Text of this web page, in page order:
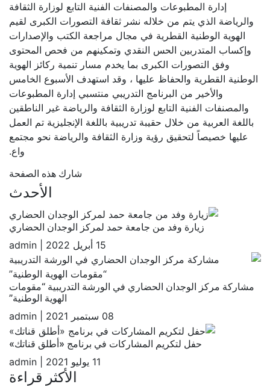
إدارة المطبوعات والمصنفات الفنية التابع لوزارة الثقافة
والرياضة الذي يتم من خلاله نشر ثقافة التصورات الكبرى لقيم
الهوية الوطنية القطرية في مجال مراجعة الكتب والإصدارات
وإكساب المتدربين الحس النقدي وتمكينهم من فحص المحتوى
وفق التصورات الكبرى بما يخدم مسار تنمية ركائز الهوية
الوطنية القطرية والحفاظ عليها ، وقد استهدف الأسبوع الخامس
والأخير من البرنامج التدريبي منتسبي إدارة المطبوعات
والمصنفات الفنية التابع لوزارة الثقافة والرياضة غير الناطقين
باللغة العربية من خلال حقيبة تدريبية باللغة الإنجليزية تم العمل
عليها خصيصاً لتحقيق رؤية وزارة الثقافة والرياضة نحو مجتمع
واع.
شارك هذه الصفحة
الأحدث
زيارة وفد من جامعة حمد لمركز الوجدان الحضاري
15 أبريل 2022
|
admin
مشاركة مركز الوجدان الحضاري في الورشة التدريبية “مقومات
الهوية الوطنية”
08 سبتمبر 2021
|
admin
حفل لتكريم المشاركات في برنامج «أطلق قناتك»
|
admin
الأكثر قراءة